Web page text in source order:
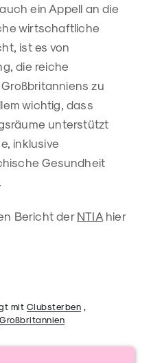
ein Appell an die
wirtschaftliche
ist es von
die reiche
zu
wichtig, dass
unterstützt
inklusive
Gesundheit
Bericht der NTIAhier
mit Clubsterben
Großbritannien